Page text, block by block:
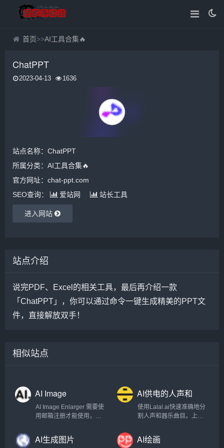
首页>>AI工具合集🔥
ChatPPT
2023-04-13 1636
站点名称：ChatPPT
所属分类： AI工具合集🔥
官方网址：chat-ppt.com
SEO查询：
爱站网 站长工具
进入网站
站点介绍
说完PDF、Excel的相关工具，最后再介绍一款
「ChatPPT」，你可以通过命令一键生成精美的PPT文
件，直接解放双手！
相似站点
AI Image
Enlarger
AI Image Enlarger 需要使
用邮箱注册才能使用，注
额度。
AI供电的人声和
器乐曲目清除器
使用Lalal.ai快速准确地分
割人声和器乐曲目。上传
内接收高质量的提取曲
目。.
AI生成图片 AI绘画